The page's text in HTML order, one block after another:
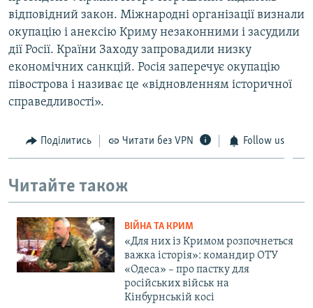
відповідний закон. Міжнародні організації визнали
окупацію і анексію Криму незаконними і засудили
дії Росії. Країни Заходу запровадили низку
економічних санкцій. Росія заперечує окупацію
півострова і називає це «відновленням історичної
справедливості».
Поділитись Читати без VPN Follow us
Читайте також
ВІЙНА ТА КРИМ
«Для них із Кримом розпочнеться
важка історія»: командир ОТУ
«Одеса» – про пастку для
російських військ на
Кінбурнській косі